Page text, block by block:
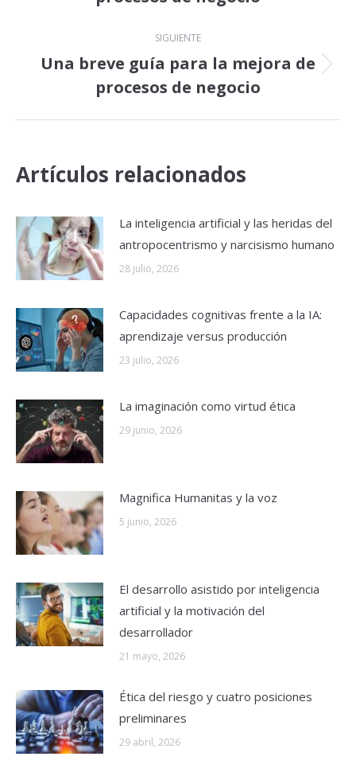
anterior:
SIGUIENTE
Publicación
siguiente:
Una breve guía para la mejora de
procesos de negocio
Artículos relacionados
La inteligencia artificial y las heridas del
antropocentrismo y narcisismo humano
28 julio, 2026
Capacidades cognitivas frente a la IA:
aprendizaje versus producción
23 julio, 2026
La imaginación como virtud ética
29 junio, 2026
Magnifica Humanitas y la voz
5 junio, 2026
El desarrollo asistido por inteligencia
artificial y la motivación del
desarrollador
21 mayo, 2026
Ética del riesgo y cuatro posiciones
preliminares
29 abril, 2026